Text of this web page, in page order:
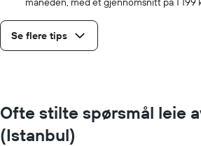
Se flere tips
Ofte stilte spørsmål leie
(Istanbul)